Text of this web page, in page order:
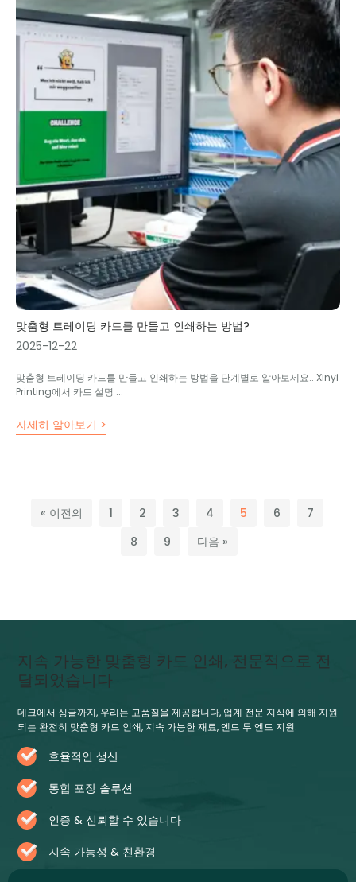
맞춤형 트레이딩 카드를 만들고 인쇄하는 방법?
2025-12-22
맞춤형 트레이딩 카드를 만들고 인쇄하는 방법을 단계별로 알아보세요.. Xinyi
Printing에서 카드 설명 ...
자세히 알아보기 >
« 이전의 1 2 3 4 5 6
7
8
9 다음 »
지속 가능한 맞춤형 카드 인쇄, 전문적으로 전
달되었습니다
데크에서 싱글까지, 우리는 고품질을 제공합니다, 업계 전문 지식에 의해 지원
되는 완전히 맞춤형 카드 인쇄, 지속 가능한 재료, 엔드 투 엔드 지원.
효율적인 생산
통합 포장 솔루션
인증 & 신뢰할 수 있습니다
지속 가능성 & 친환경